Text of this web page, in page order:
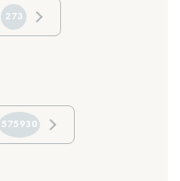
273
575930